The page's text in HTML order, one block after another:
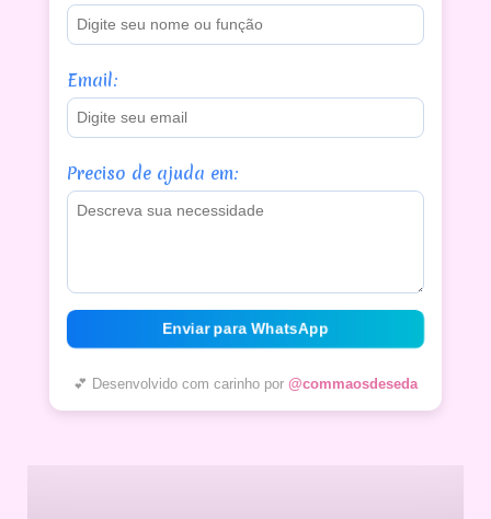
Email:
Preciso de ajuda em:
Enviar para WhatsApp
💕 Desenvolvido com carinho por @commaosdeseda